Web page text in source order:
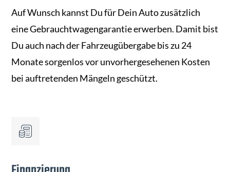
Auf Wunsch kannst Du für Dein Auto zusätzlich
eine Gebrauchtwagengarantie erwerben. Damit bist
Du auch nach der Fahrzeugübergabe bis zu 24
Monate sorgenlos vor unvorhergesehenen Kosten
bei auftretenden Mängeln geschützt.